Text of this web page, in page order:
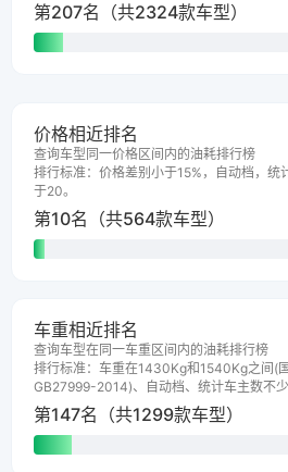
第207名（共2324款车型）
价格相近排名
查询车型同一价格区间内的油耗排行榜
排行标准：价格差别小于15%，自动档，统
于20。
第10名（共564款车型）
车重相近排名
查询车型在同一车重区间内的油耗排行榜
排行标准：车重在1430Kg和1540Kg之间(
GB27999-2014)、自动档、统计车主数不少
第147名（共1299款车型）